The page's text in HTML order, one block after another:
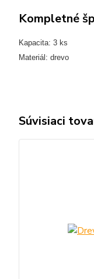
Kompletné
Kapacita: 3 ks
Materiál: drevo
Súvisiaci